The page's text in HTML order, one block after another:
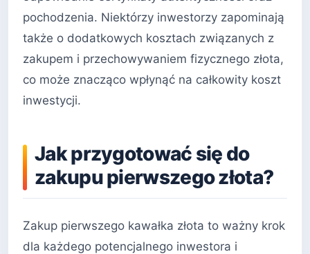
pochodzenia. Niektórzy inwestorzy zapominają
także o dodatkowych kosztach związanych z
zakupem i przechowywaniem fizycznego złota,
co może znacząco wpłynąć na całkowity koszt
inwestycji.
Jak przygotować się do
zakupu pierwszego złota?
Zakup pierwszego kawałka złota to ważny krok
dla każdego potencjalnego inwestora i